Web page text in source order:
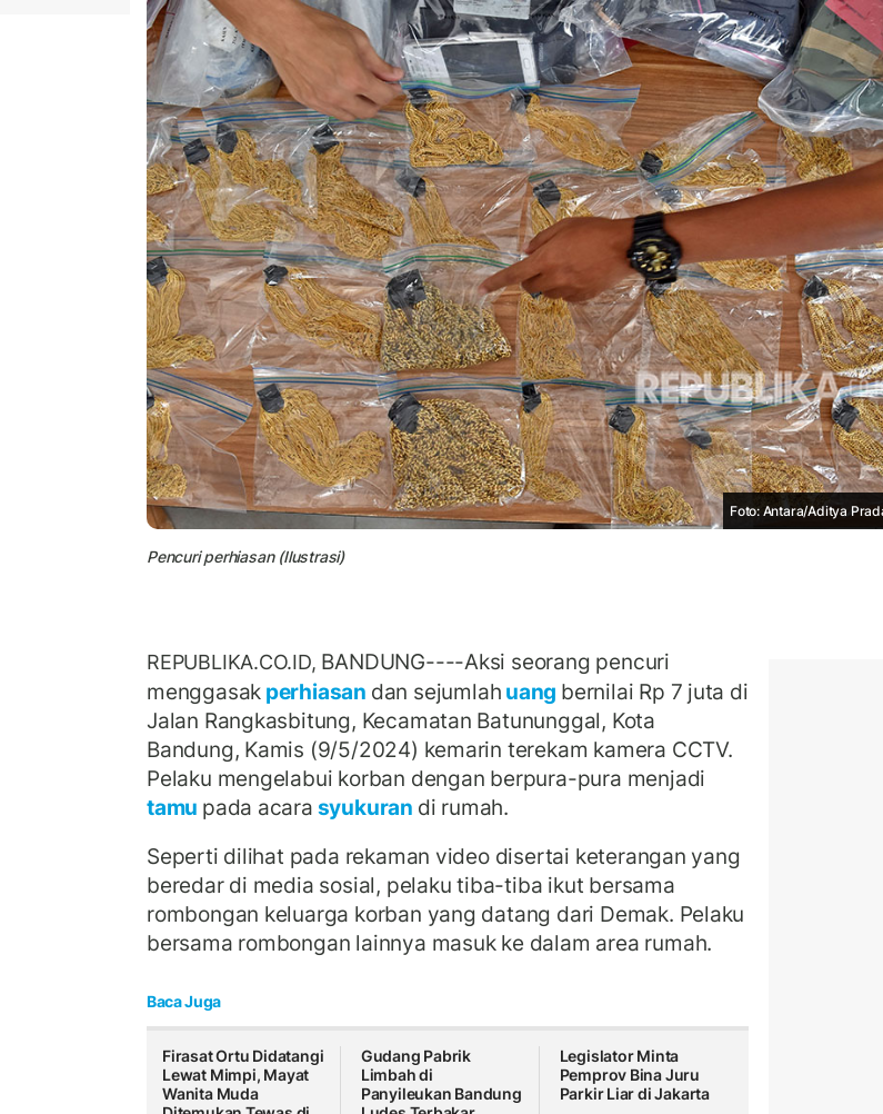
Foto: Antara/Aditya
Pencuri perhiasan (Ilustrasi)
REPUBLIKA.CO.ID, BANDUNG----Aksi seorang pencuri
menggasak perhiasan dan sejumlah uang bernilai Rp 7 juta di
Jalan Rangkasbitung, Kecamatan Batununggal, Kota
Bandung, Kamis (9/5/2024) kemarin terekam kamera CCTV.
Pelaku mengelabui korban dengan berpura-pura menjadi
tamu pada acara syukuran di rumah.
Seperti dilihat pada rekaman video disertai keterangan yang
beredar di media sosial, pelaku tiba-tiba ikut bersama
rombongan keluarga korban yang datang dari Demak. Pelaku
bersama rombongan lainnya masuk ke dalam area rumah.
Baca Juga
Firasat Ortu Didatangi
Lewat Mimpi, Mayat
Wanita Muda
Gudang Pabrik
Limbah di
Panyileukan Bandung
Legislator Minta
Pemprov Bina Juru
Parkir Liar di Jakarta